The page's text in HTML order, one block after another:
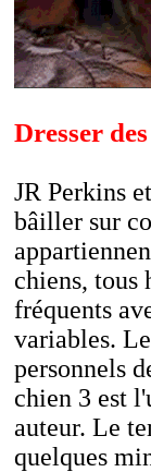
Dresser
JR Perkins
bâiller sur
chiens, tous
fréquents
variables.
personnels
chien 3 est
auteur. Le
quelques